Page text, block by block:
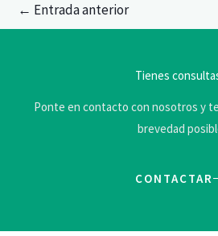
← Entrada anterior
Tienes
Ponte en contacto con nosotros y
brevedad
CONTACTAR